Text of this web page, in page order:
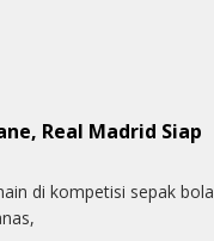
Real Madrid Siap
di kompetisi sepak bola